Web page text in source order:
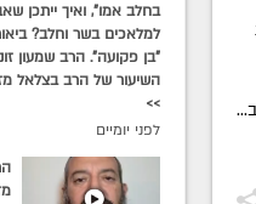
בחלב אמו", ואיך ייתכן
למלאכים בשר וחלב?
"בן פקועה". הרב שמעון
השיעור של הרב בצלאל
>>
לפני יומיים